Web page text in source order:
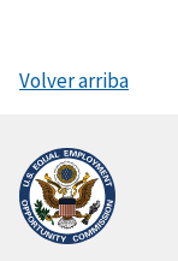
Volver arriba